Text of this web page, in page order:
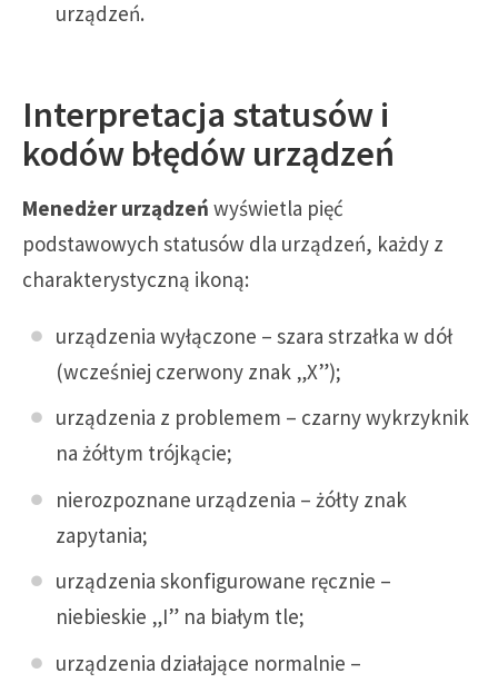
urządzeń.
Interpretacja statusów i
kodów błędów urządzeń
Menedżer urządzeń wyświetla pięć
podstawowych statusów dla urządzeń, każdy z
charakterystyczną ikoną:
urządzenia wyłączone – szara strzałka w dół
(wcześniej czerwony znak „X”);
urządzenia z problemem – czarny wykrzyknik
na żółtym trójkącie;
nierozpoznane urządzenia – żółty znak
zapytania;
urządzenia skonfigurowane ręcznie –
niebieskie „I” na białym tle;
urządzenia działające normalnie –